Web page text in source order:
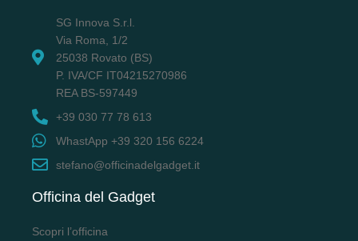
SG Innova S.r.l.
Via Roma, 1/2
25038 Rovato (BS)
P. IVA/CF IT04215270986
REA BS-597449
+39 030 77 78 613
WhastApp +39 320 156 6224
stefano@officinadelgadget.it
Officina del Gadget
Scopri l’officina